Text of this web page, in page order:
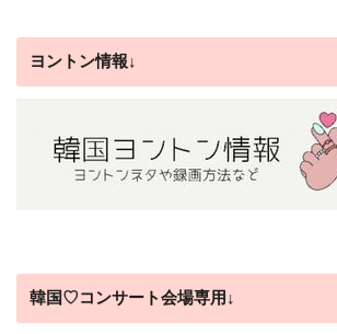
ヨントン情報↓
韓国♡コンサート会場専用↓